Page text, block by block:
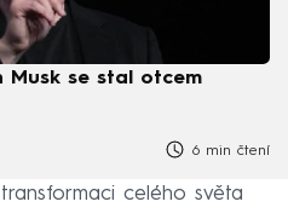
Musk se stal otcem
6 min čtení
celého světa